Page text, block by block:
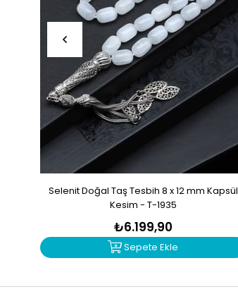
Selenit Doğal Taş Tesbih 8 x 12 mm Kapsül
Kesim - T-1935
₺6.199,90
Sepete Ekle